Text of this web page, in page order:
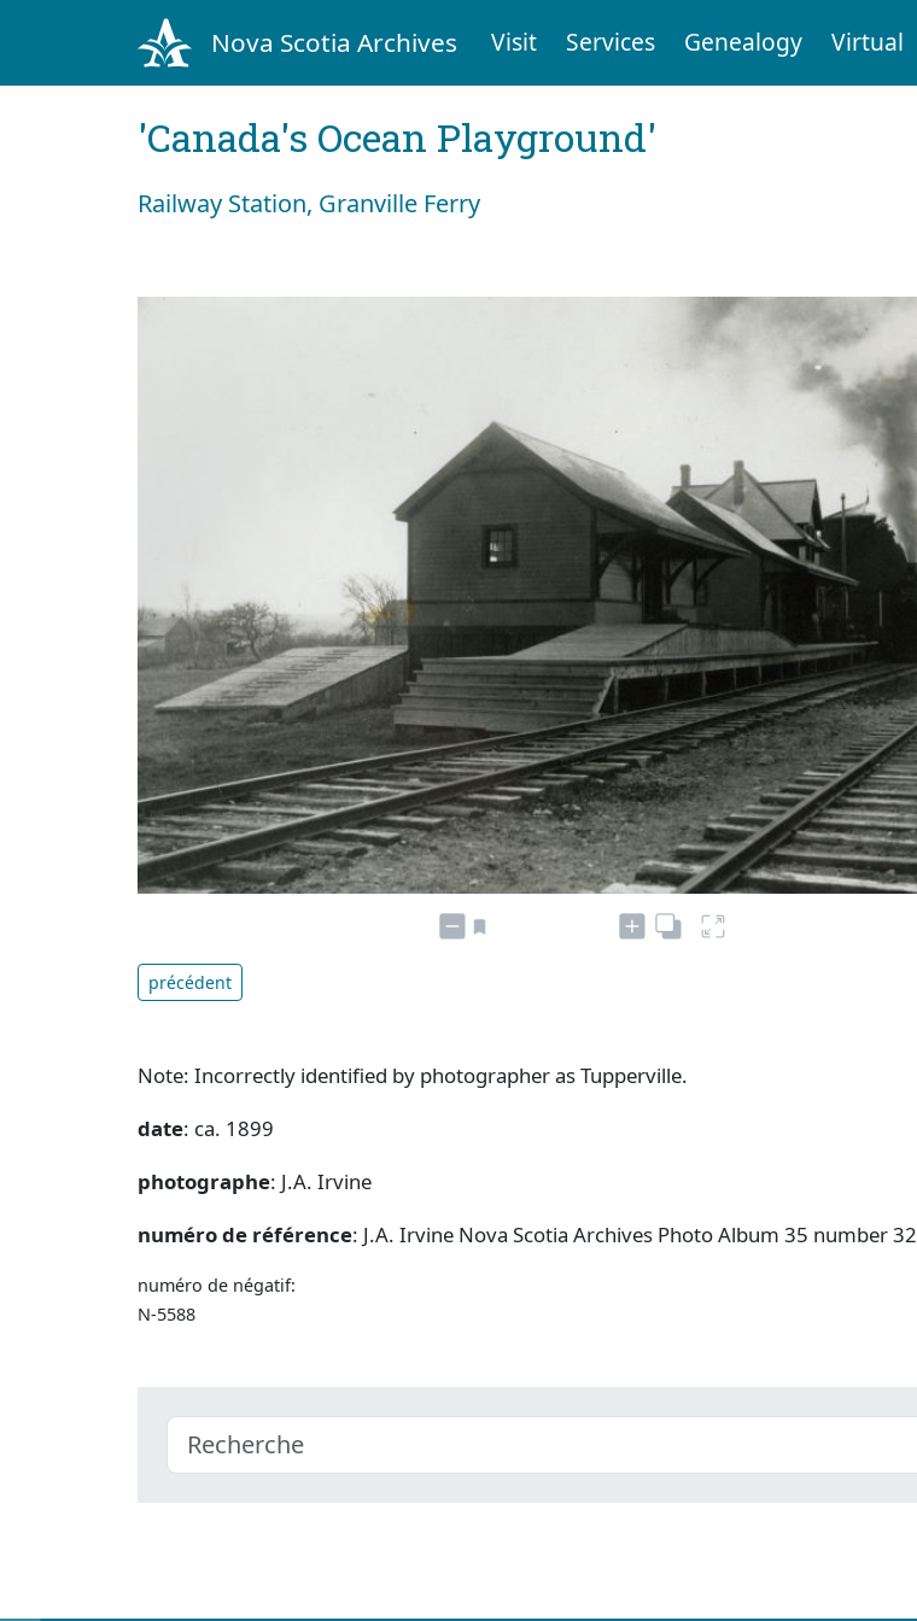
Nova Scotia Archives Visit Services Genealogy Virtual
'Canada's Ocean Playground'
Railway Station, Granville Ferry
précédent
Note: Incorrectly identified by photographer as Tupperville.
date: ca. 1899
photographe: J.A. Irvine
numéro de référence: J.A. Irvine Nova Scotia Archives Photo Album 35 number 32
numéro de négatif:
N-5588